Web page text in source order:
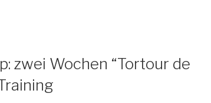
zwei Wochen “Tortour de